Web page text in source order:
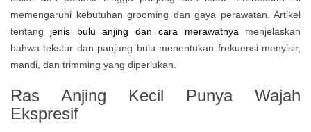
memengaruhi kebutuhan grooming dan gaya perawatan. Artikel
tentang
jenis bulu anjing dan cara merawatnya menjelaskan
bahwa tekstur dan panjang bulu menentukan frekuensi menyisir,
mandi, dan trimming yang diperlukan.
Ras Anjing Kecil Punya Wajah
Ekspresif